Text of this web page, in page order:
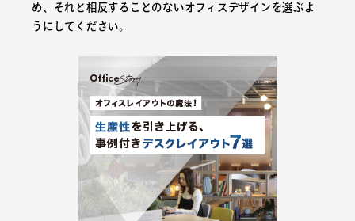
め、それと相反することのないオフィスデザインを選ぶよ
うにしてください。